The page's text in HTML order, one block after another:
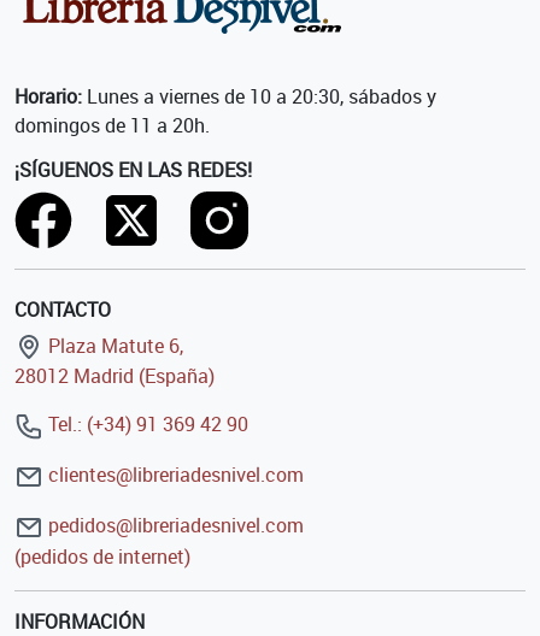
Horario: Lunes a viernes de 10 a 20:30, sábados y
domingos de 11 a 20h.
¡SÍGUENOS EN LAS REDES!
CONTACTO
Plaza Matute 6,
28012 Madrid (España)
Tel.: (+34) 91 369 42 90
clientes@libreriadesnivel.com
pedidos@libreriadesnivel.com
(pedidos de internet)
INFORMACIÓN